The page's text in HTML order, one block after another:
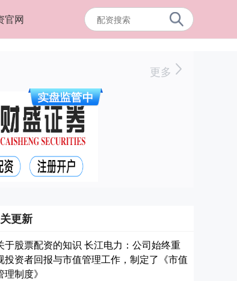
官网
更多
更新
于股票配资的知识 长江电力：公司始终重
投资者回报与市值管理工作，制定了《市值
理制度》